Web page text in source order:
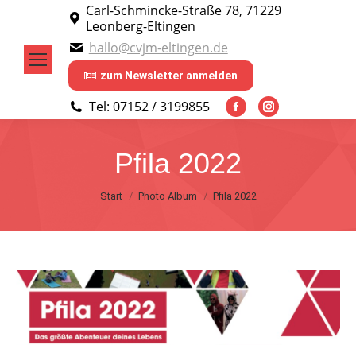
Carl-Schmincke-Straße 78, 71229
Leonberg-Eltingen
hallo@cvjm-eltingen.de
zum Newsletter anmelden
Tel: 07152 / 3199855
Facebook
opens
in
new
Instagram
Pfila 2022
Sie befinden sich hier:
Start Photo Album Pfila 2022